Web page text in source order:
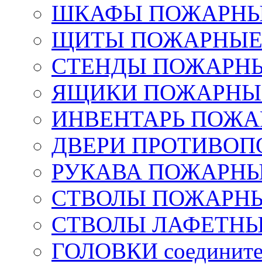
ШКАФЫ
ЩИТЫ ПОЖАРНЫЕ
СТЕНДЫ
ЯЩИКИ ПОЖАРНЫЕ
ИНВЕНТАРЬ
ДВЕРИ
РУКАВА
СТВОЛЫ
СТВОЛЫ
ГОЛОВКИ